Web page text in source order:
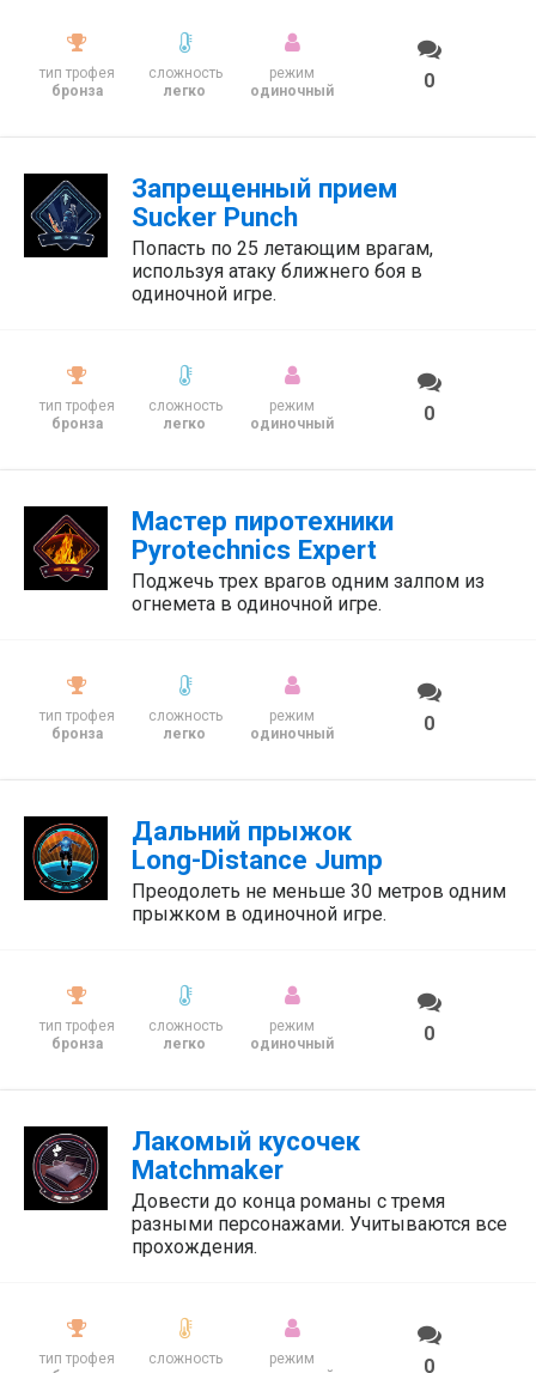
тип трофея
бронза
сложность
легко
режим
одиночный
0
Запрещенный прием
Sucker Punch
Попасть по 25 летающим врагам,
используя атаку ближнего боя в
одиночной игре.
тип трофея
бронза
сложность
легко
режим
одиночный
0
Мастер пиротехники
Pyrotechnics Expert
Поджечь трех врагов одним залпом из
огнемета в одиночной игре.
тип трофея
бронза
сложность
легко
режим
одиночный
0
Дальний прыжок
Long-Distance Jump
Преодолеть не меньше 30 метров одним
прыжком в одиночной игре.
тип трофея
бронза
сложность
легко
режим
одиночный
0
Лакомый кусочек
Matchmaker
Довести до конца романы с тремя
разными персонажами. Учитываются все
прохождения.
тип трофея
сложность
режим
0